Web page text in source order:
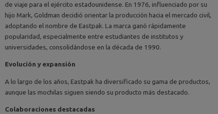
de viaje para el ejército estadounidense. En 1976, influenciado por su
hijo Mark, Goldman decidió orientar la producción hacia el mercado civil,
adoptando el nombre de Eastpak. La marca ganó rápidamente
popularidad, especialmente entre estudiantes de institutos y
universidades, consolidándose en la década de 1990.
Evolución y expansión
A lo largo de los años, Eastpak ha diversificado su gama de productos,
aunque las mochilas siguen siendo su producto más destacado.
Colaboraciones destacadas